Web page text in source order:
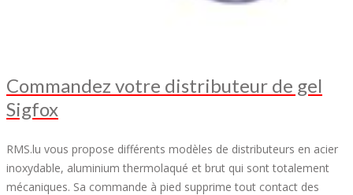
Commandez votre distributeur de gel
Sigfox
RMS.lu vous propose différents modèles de distributeurs en acier
inoxydable, aluminium thermolaqué et brut qui sont totalement
mécaniques. Sa commande à pied supprime tout contact des